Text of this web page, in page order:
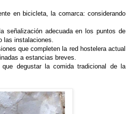
en bicicleta, la comarca: considerando
señalización adecuada en los puntos de
las instalaciones.
que completen la red hostelera actual
a estancias breves.
degustar la comida tradicional de la